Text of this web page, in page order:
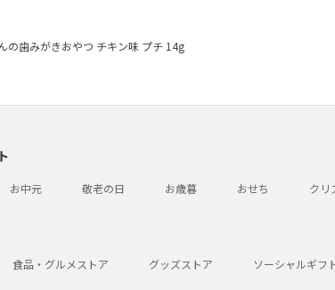
の歯みがきおやつ チキン味 プチ 14g
お中元 敬老の日 お歳暮 おせち クリ
食品・グルメストア グッズストア ソーシャルギフ